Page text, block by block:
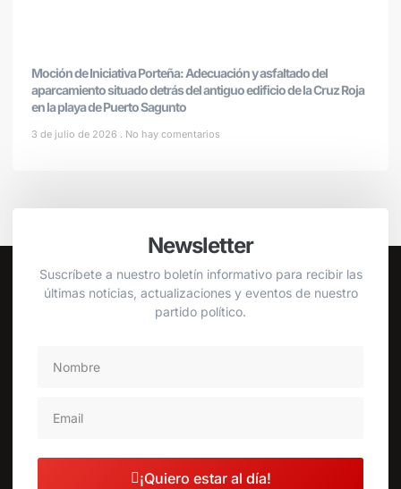
Moción de Iniciativa Porteña: Adecuación y asfaltado del
aparcamiento situado detrás del antiguo edificio de la Cruz Roja
en la playa de Puerto Sagunto
3 de julio de 2026 No hay comentarios
Newsletter
Suscríbete a nuestro boletín informativo para recibir las
últimas noticias, actualizaciones y eventos de nuestro
partido político.
¡Quiero estar al día!